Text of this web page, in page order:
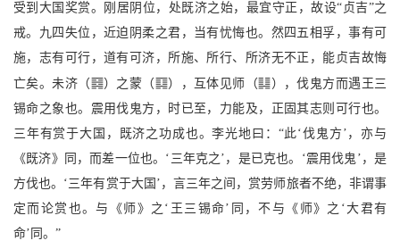
受到大国奖赏。刚居阴位，处既济之始，最宜守正，故设“贞吉”之
戒。九四失位，近迫阴柔之君，当有忧悔也。然四五相孚，事有可
施，志有可行，道有可济，所施、所行、所济无不正，能贞吉故悔
亡矣。未济（?）之蒙（r），互体见师（u），伐鬼方而遇王三
锡命之象也。震用伐鬼方，时已至，力能及，正固其志则可行也。
三年有赏于大国，既济之功成也。李光地曰：“此‘伐鬼方’，亦与
《既济》同，而差一位也。‘三年克之’，是已克也。‘震用伐鬼’，是
方伐也。‘三年有赏于大国’，言三年之间，赏劳师旅者不绝，非谓事
定而论赏也。与《师》之‘王三锡命’同，不与《师》之‘大君有
命’同。”